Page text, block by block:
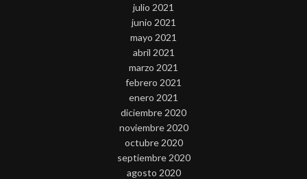
julio 2021
junio 2021
mayo 2021
abril 2021
marzo 2021
febrero 2021
enero 2021
diciembre 2020
noviembre 2020
octubre 2020
septiembre 2020
agosto 2020